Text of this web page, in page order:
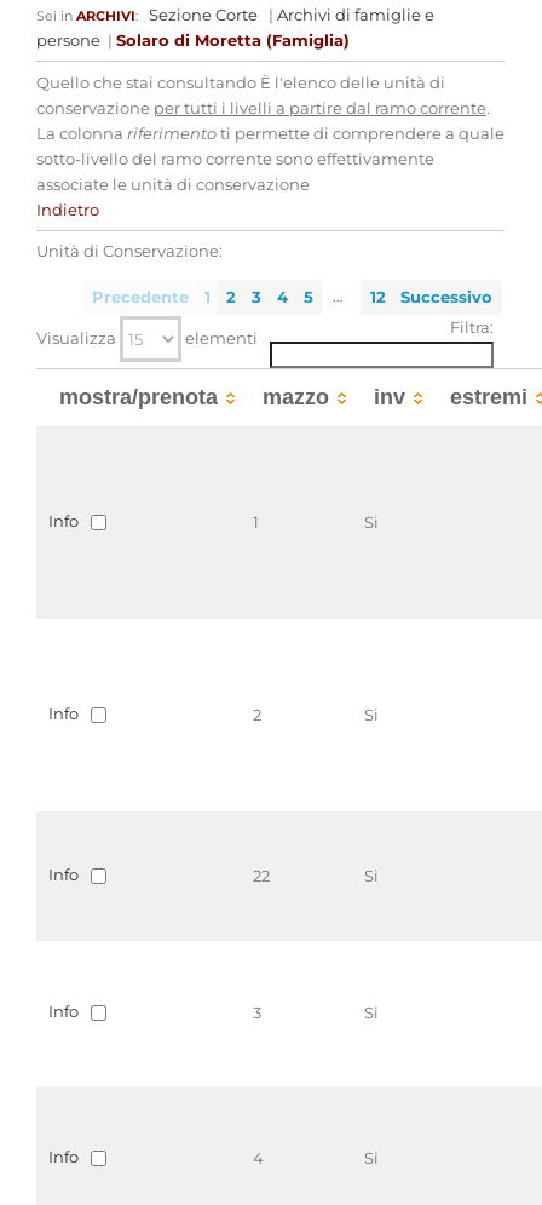
Sei in ARCHIVI: Sezione Corte | Archivi di famiglie e
persone | Solaro di Moretta (Famiglia)
Quello che stai consultando Ë l'elenco delle unità di
conservazione per tutti i livelli a partire dal ramo corrente.
La colonna riferimento ti permette di comprendere a quale
sotto-livello del ramo corrente sono effettivamente
associate le unità di conservazione
Indietro
Unità di Conservazione:
Precedente 1 2 3 4 5 … 12 Successivo
Visualizza elementi
Filtra:
mostra/prenota mazzo inv estremi
Info 1 Si
Info 2 Si
Info 22 Si
Info 3 Si
Info 4 Si